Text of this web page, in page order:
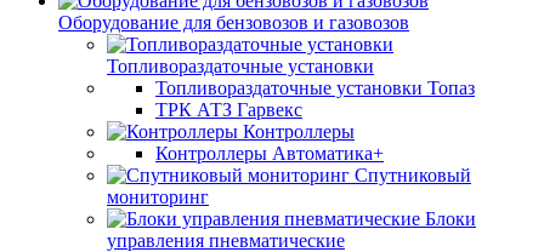
Оборудование для бензовозов и газовозов
Топливораздаточные установки
Топливораздаточные установки Топаз
ТРК АТЗ Гарвекс
Контроллеры
Контроллеры Автоматика+
Спутниковый
мониторинг
Блоки
управления пневматические